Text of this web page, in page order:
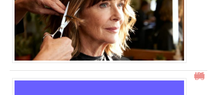
23h23 signification : découvrez son impact et ses messages